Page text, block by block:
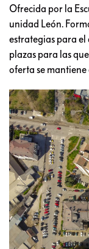
Ofrecida por la
unidad León.
estrategias para
plazas para las
oferta se mantiene